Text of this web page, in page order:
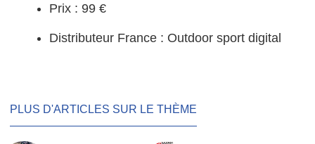
Prix : 99 €
Distributeur France : Outdoor sport digital
PLUS D'ARTICLES SUR LE THÈME